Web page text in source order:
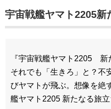
宇宙戦艦ヤマト2205新
『宇宙戦艦ヤマト2205
それでも「生きろ」と？不
びヤマトが飛ぶ。想像を絶
艦ヤマト2205 新たなる旅